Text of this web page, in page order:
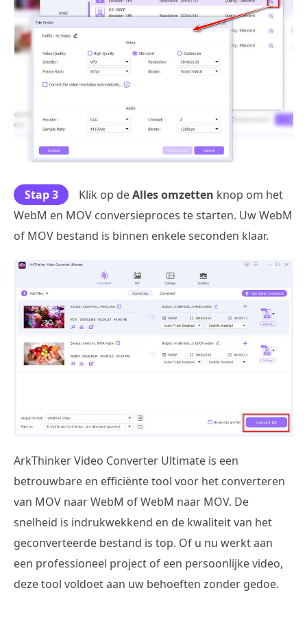
Stap 3 Klik op deAlles omzetten knop om het
WebM en MOV conversieproces te starten. Uw WebM
of MOV bestand is binnen enkele seconden klaar.
ArkThinker Video Converter Ultimate is een
betrouwbare en efficiënte tool voor het converteren
van MOV naar WebM of WebM naar MOV. De
snelheid is indrukwekkend en de kwaliteit van het
geconverteerde bestand is top. Of u nu werkt aan
een professioneel project of een persoonlijke video,
deze tool voldoet aan uw behoeften zonder gedoe.